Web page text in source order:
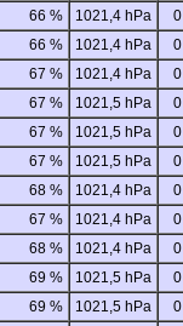
66 % 1021,4 hPa
66 % 1021,4 hPa
67 % 1021,4 hPa
67 % 1021,5 hPa
67 % 1021,5 hPa
67 % 1021,5 hPa
68 % 1021,4 hPa
67 % 1021,4 hPa
68 % 1021,4 hPa
69 % 1021,5 hPa
69 % 1021,5 hPa